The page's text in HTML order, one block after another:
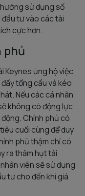
sử dụng số
tư vào các tài
cực hơn.
phủ
Keynes ủng hộ việc
tổng cầu và kéo
Nếu các cá nhân
không có động lực
Chính phủ có
cuối cùng để duy
phủ thậm chí có
ra thâm hụt tài
viên sẽ sử dụng
tư cho đến khi giá